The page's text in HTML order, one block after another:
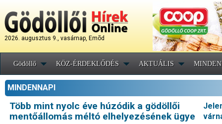
2026. augusztus 9., vasárnap, Emõd
Gödöllő KÖZ-ÉRDEKLŐDÉS AKTUÁLIS
MINDENNAPI
Több mint nyolc éve húzódik a gödöllői
mentőállomás méltó elhelyezésének ügye